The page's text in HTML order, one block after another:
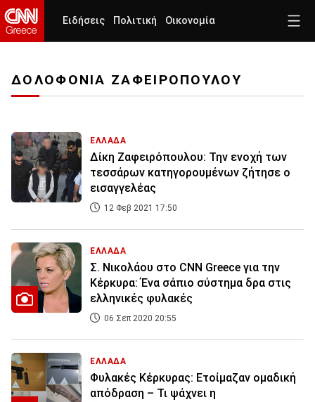
Ειδήσεις Πολιτική Οικονομία
ΔΟΛΟΦΟΝΙΑ ΖΑΦΕΙΡΟΠΟΥΛΟΥ
ΕΛΛΑΔΑ
Δίκη Ζαφειρόπουλου: Την ενοχή των
τεσσάρων κατηγορουμένων ζήτησε ο
εισαγγελέας
12 Φεβ 2021 17:50
ΕΛΛΑΔΑ
Σ. Νικολάου στο CNN Greece για την
Κέρκυρα: Ένα σάπιο σύστημα δρα στις
ελληνικές φυλακές
06 Σεπ 2020 20:55
ΕΛΛΑΔΑ
Φυλακές Κέρκυρας: Ετοίμαζαν ομαδική
απόδραση – Τι ψάχνει η